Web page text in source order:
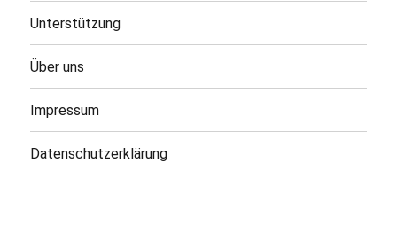
Unterstützung
Über uns
Impressum
Datenschutzerklärung